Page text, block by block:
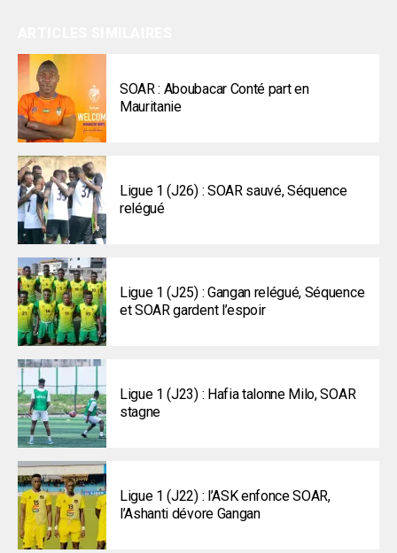
SOAR : Aboubacar Conté part en
Mauritanie
Ligue 1 (J26) : SOAR sauvé, Séquence
relégué
Ligue 1 (J25) : Gangan relégué, Séquence
et SOAR gardent l’espoir
Ligue 1 (J23) : Hafia talonne Milo, SOAR
stagne
Ligue 1 (J22) : l’ASK enfonce SOAR,
l’Ashanti dévore Gangan